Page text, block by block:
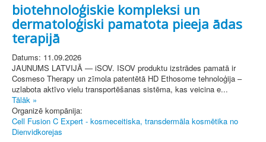
biotehnoloģiskie kompleksi un
dermatoloģiski pamatota pieeja ādas
terapijā
Datums: 11.09.2026
JAUNUMS LATVIJĀ — iSOV. ISOV produktu izstrādes pamatā ir
Cosmeso Therapy un zīmola patentētā HD Ethosome tehnoloģija –
uzlabota aktīvo vielu transportēšanas sistēma, kas veicina e...
Tālāk »
Organizē kompānija:
Cell Fusion C Expert - kosmeceitiska, transdermāla kosmētika no
Dienvidkorejas